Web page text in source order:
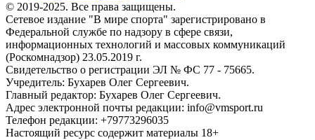
© 2019-2025. Все права защищены.
Сетевое издание "В мире спорта" зарегистрировано в
Федеральной службе по надзору в сфере связи,
информационных технологий и массовых коммуникаций
(Роскомнадзор) 23.05.2019 г.
Свидетельство о регистрации ЭЛ № ФС 77 - 75665.
Учредитель: Бухарев Олег Сергеевич.
Главный редактор: Бухарев Олег Сергеевич.
Адрес электронной почты редакции: info@vmsport.ru
Телефон редакции: +79773296035
Настоящий ресурс содержит материалы 18+